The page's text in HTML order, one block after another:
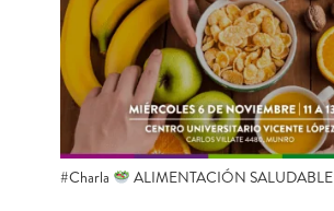
#Charla ALIMENTACIÓN SALUDABLE